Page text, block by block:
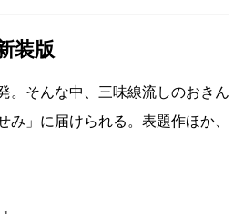
装版
。そんな中、三味線流しのおきん
み」に届けられる。表題作ほか、